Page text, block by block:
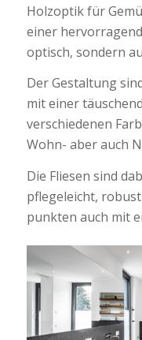
Holzoptik für
einer
optisch, sondern
Der Gestaltung
mit einer
verschiedenen
Wohn- aber auch
Die Fliesen sind
pflegeleicht,
punkten auch mit